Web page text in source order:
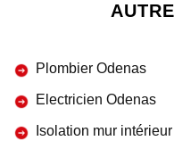
Plombier Odenas
Electricien Odenas
Isolation mur